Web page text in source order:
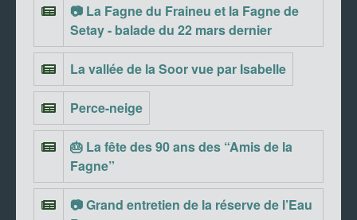
📷 La Fagne du Fraineu et la Fagne de
Setay - balade du 22 mars dernier
La vallée de la Soor vue par Isabelle
Perce-neige
🎂 La fête des 90 ans des “Amis de la
Fagne”
📷 Grand entretien de la réserve de l’Eau